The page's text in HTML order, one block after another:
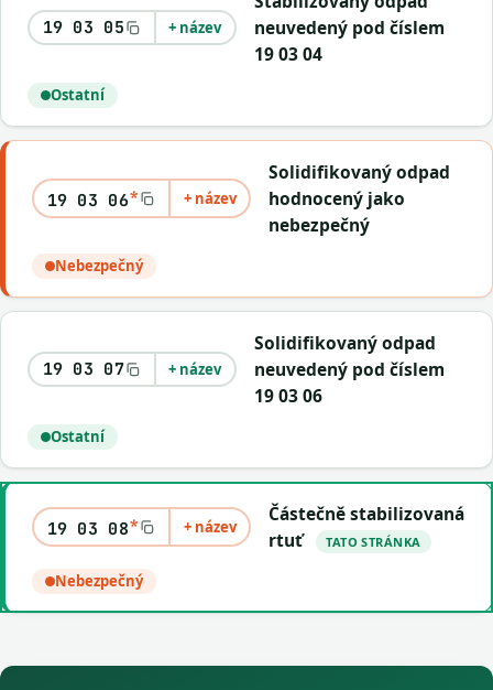
19 03 05 + název
neuvedený pod číslem
19 03 04
Ostatní
19 03 06* + název
Solidifikovaný odpad
hodnocený jako
nebezpečný
Nebezpečný
19 03 07 + název
Solidifikovaný odpad
neuvedený pod číslem
19 03 06
Ostatní
19 03 08* + název
Částečně stabilizovaná
rtuť
TATO STRÁNKA
Nebezpečný